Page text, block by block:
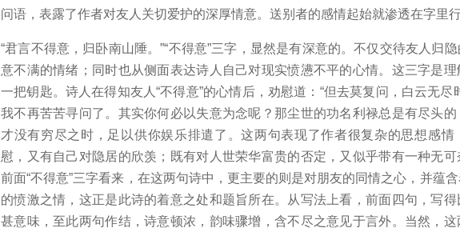
问语，表露了作者对友人关切爱护的深厚情意。送别者的感情起始就渗透在字里
“君言不得意，归卧南山陲。”“不得意”三字，显然是有深意的。不仅交待友人归
意不满的情绪；同时也从侧面表达诗人自己对现实愤懑不平的心情。这三字是
一把钥匙。诗人在得知友人“不得意”的心情后，劝慰道：“但去莫复问，白云无尽
我不再苦苦寻问了。其实你何必以失意为念呢？那尘世的功名利禄总是有尽头
才没有穷尽之时，足以供你娱乐排遣了。这两句表现了作者很复杂的思想感情
慰，又有自己对隐居的欣羡；既有对人世荣华富贵的否定，又似乎带有一种无
前面“不得意”三字看来，在这两句诗中，更主要的则是对朋友的同情之心，并蕴
的愤激之情，这正是此诗的着意之处和题旨所在。从写法上看，前面四句，写
甚意味，至此两句作结，诗意顿浓，韵味骤增，含不尽之意见于言外。当然，